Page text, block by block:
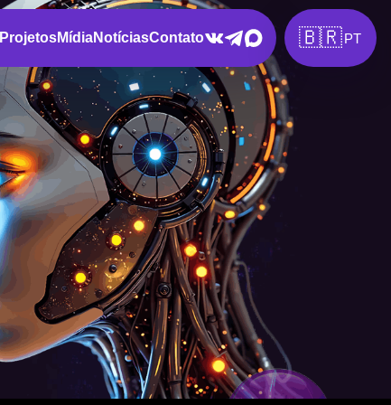
ProjetosMídiaNotíciasContato 🇧🇷PT